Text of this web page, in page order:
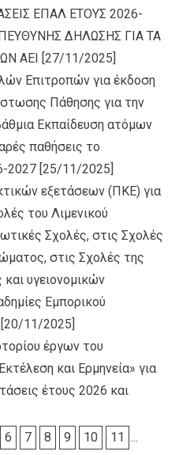
ΕΠΑΛ ΕΤΟΥΣ 2026-
ΔΗΛΩΣΗΣ ΓΙΑ ΤΑ
ΑΕΙ [27/11/2025]
Επιτροπών για έκδοση
Πάθησης για την
Εκπαίδευση ατόμων
παθήσεις το
2027 [25/11/2025]
εξετάσεων (ΠΚΕ) για
του Λιμενικού
Σχολές, στις Σχολές
στις Σχολές της
υγειονομικών
Εμπορικού
[20/11/2025]
έργων του
και Ερμηνεία» για
έτους 2026 και
6 7 8 9 10 11 ...